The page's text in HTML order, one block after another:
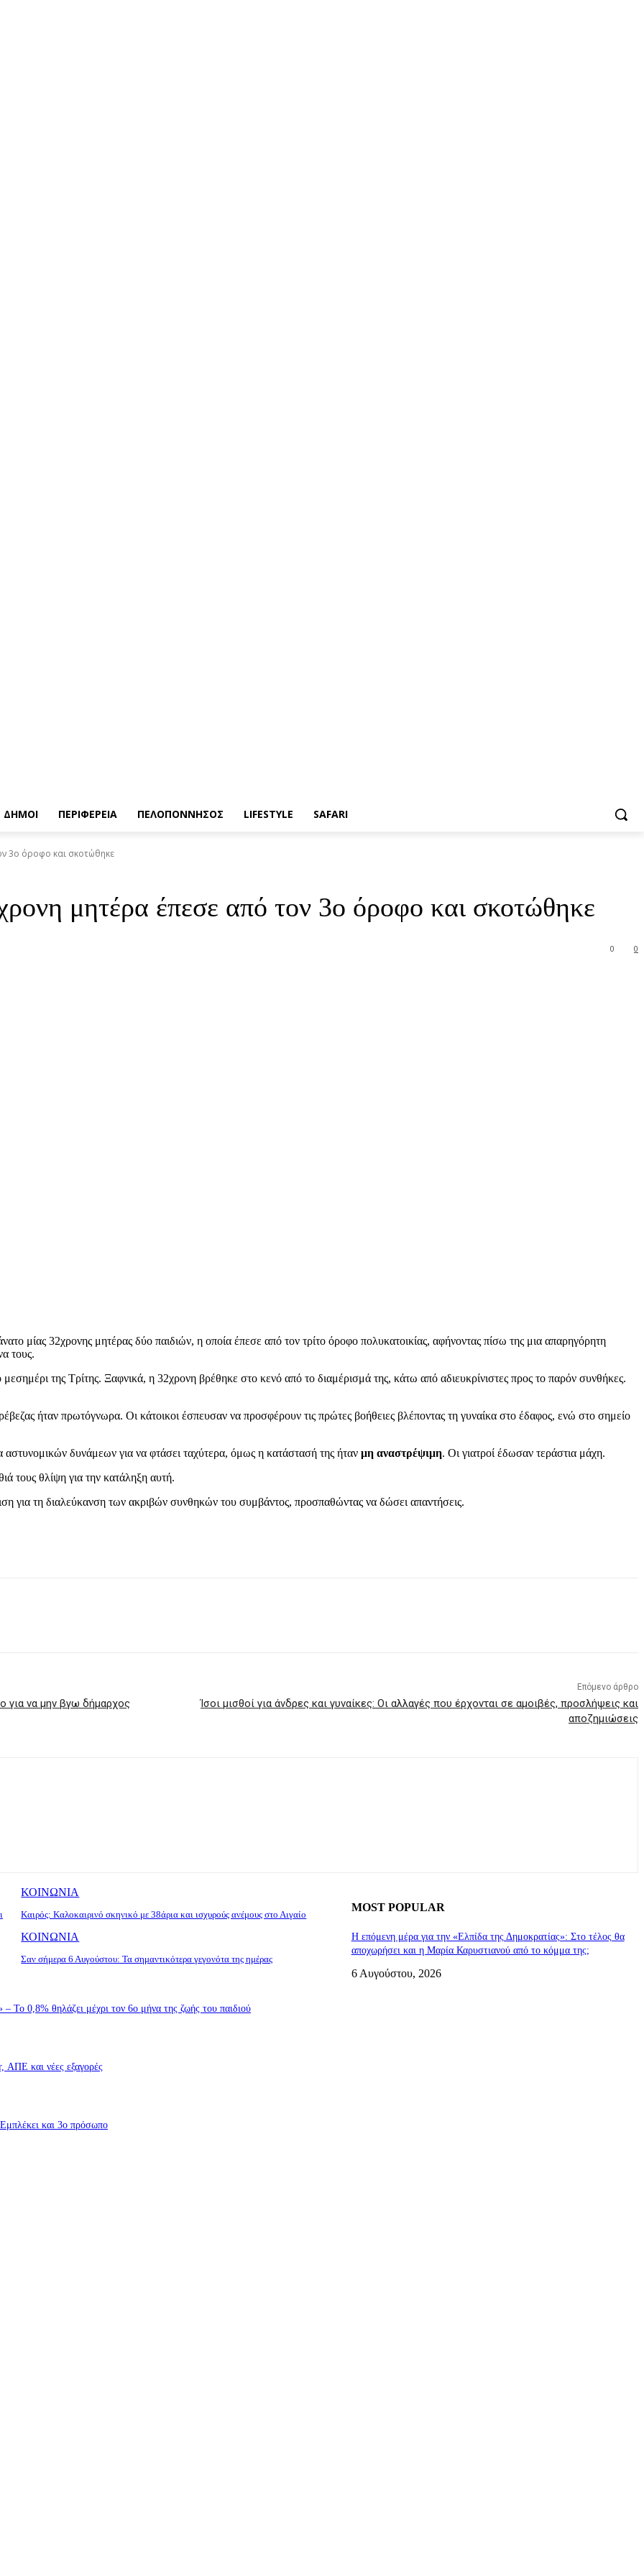
ΔΗΜΟΙ ΠΕΡΙΦΕΡΕΙΑ ΠΕΛΟΠΟΝΝΗΣΟΣ LIFESTYLE SAFARI
3ο όροφο και σκοτώθηκε
μητέρα έπεσε από τον 3ο όροφο και σκοτώθηκε
0
0
μίας 32χρονης μητέρας δύο παιδιών, η οποία έπεσε από τον τρίτο όροφο πολυκατοικίας, αφήνοντας πίσω της μια απαρηγόρητη
τους.
μεσημέρι της Τρίτης. Ξαφνικά, η 32χρονη βρέθηκε στο κενό από το διαμέρισμά της, κάτω από αδιευκρίνιστες προς το παρόν συνθήκες.
ήταν πρωτόγνωρα. Οι κάτοικοι έσπευσαν να προσφέρουν τις πρώτες βοήθειες βλέποντας τη γυναίκα στο έδαφος, ενώ στο σημείο
δυνάμεων για να φτάσει ταχύτερα, όμως η κατάστασή της ήταν μη αναστρέψιμη. Οι γιατροί έδωσαν τεράστια μάχη.
τους θλίψη για την κατάληξη αυτή.
για τη διαλεύκανση των ακριβών συνθηκών του συμβάντος, προσπαθώντας να δώσει απαντήσεις.
για να μην βγω δήμαρχος
Επόμενο άρθρο
Ίσοι μισθοί για άνδρες και γυναίκες: Οι αλλαγές που έρχονται σε αμοιβές, προσλήψεις και
αποζημιώσεις
ΚΟΙΝΩΝΙΑ
Καιρός: Καλοκαιρινό σκηνικό με 38άρια και ισχυρούς ανέμους στο Αιγαίο
ΚΟΙΝΩΝΙΑ
Σαν σήμερα 6 Αυγούστου: Τα σημαντικότερα γεγονότα της ημέρας
MOST POPULAR
Η επόμενη μέρα για την «Ελπίδα της Δημοκρατίας»: Στο τέλος θα
αποχωρήσει και η Μαρία Καρυστιανού από το κόμμα της;
6 Αυγούστου, 2026
Το 0,8% θηλάζει μέχρι τον 6ο μήνα της ζωής του παιδιού
ΑΠΕ και νέες εξαγορές
και 3ο πρόσωπο